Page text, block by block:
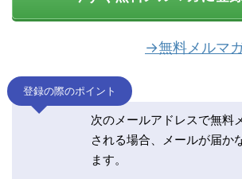
→無料メルマ
登録の際のポイント
次のメールアドレスで無料
される場合、メールが届か
ます。